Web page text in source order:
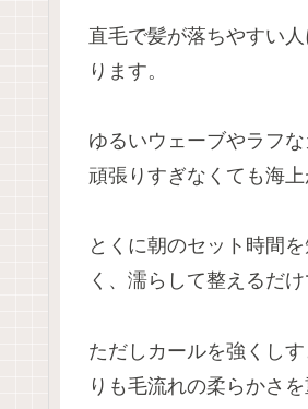
直毛で髪が落ちやすい
ります。
ゆるいウェーブやラフ
頑張りすぎなくても海
とくに朝のセット時間
く、濡らして整えるだ
ただしカールを強くし
りも毛流れの柔らかさ